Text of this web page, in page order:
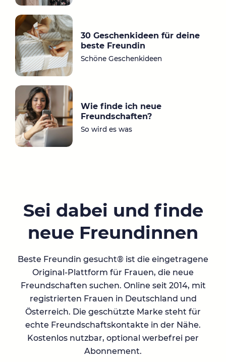
30 Geschenkideen für deine
beste Freundin
Schöne Geschenkideen
Wie finde ich neue
Freundschaften?
So wird es was
Sei dabei und finde
neue Freundinnen
Beste Freundin gesucht® ist die eingetragene
Original-Plattform für Frauen, die neue
Freundschaften suchen. Online seit 2014, mit
registrierten Frauen in Deutschland und
Österreich. Die geschützte Marke steht für
echte Freundschaftskontakte in der Nähe.
Kostenlos nutzbar, optional werbefrei per
Abonnement.